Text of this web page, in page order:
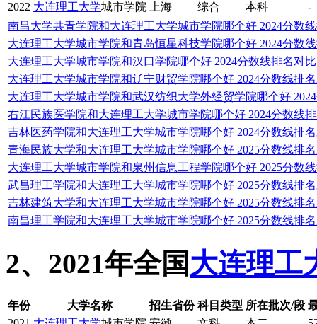
2022 大连理工大学城市学院 上海 综合 本科
-
南昌大学共青学院和大连理工大学城市学院哪个好 2024分数
大连理工大学城市学院和青岛恒星科技学院哪个好 2024分数
大连理工大学城市学院和汉口学院哪个好 2024分数线排名对比
大连理工大学城市学院和辽宁财贸学院哪个好 2024分数线排
大连理工大学城市学院和武汉纺织大学外经贸学院哪个好
右江民族医学院和大连理工大学城市学院哪个好 2024分数线
吉林医药学院和大连理工大学城市学院哪个好 2024分数线排
青海民族大学和大连理工大学城市学院哪个好 2025分数线排
大连理工大学城市学院和泉州信息工程学院哪个好 2025分数
武昌理工学院和大连理工大学城市学院哪个好 2025分数线排
吉林建筑大学和大连理工大学城市学院哪个好 2025分数线排
南昌理工学院和大连理工大学城市学院哪个好 2025分数线排
2、2021年全国大连理工
年份 大学名称 招生省份 科目类型 所在批次/段